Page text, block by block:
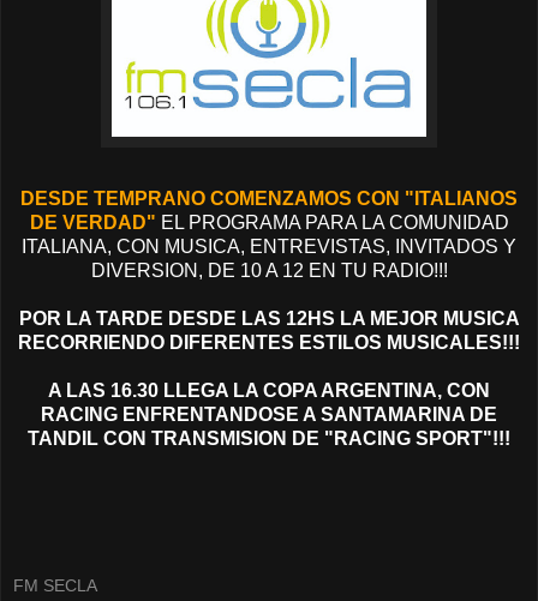
DESDE TEMPRANO COMENZAMOS CON "ITALIANOS
DE VERDAD" EL PROGRAMA PARA LA COMUNIDAD
ITALIANA, CON MUSICA, ENTREVISTAS, INVITADOS Y
DIVERSION, DE 10 A 12 EN TU RADIO!!!
POR LA TARDE DESDE LAS 12HS LA MEJOR MUSICA
RECORRIENDO DIFERENTES ESTILOS MUSICALES!!!
A LAS 16.30 LLEGA LA COPA ARGENTINA, CON
RACING ENFRENTANDOSE A SANTAMARINA DE
TANDIL CON TRANSMISION DE "RACING SPORT"!!!
FM SECLA